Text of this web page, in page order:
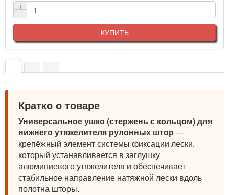
+
−
КУПИТЬ
Кратко о товаре
Универсальное ушко (стержень с кольцом) для
нижнего утяжелителя рулонных штор —
крепёжный элемент системы фиксации лески,
который устанавливается в заглушку
алюминиевого утяжелителя и обеспечивает
стабильное направление натяжной лески вдоль
полотна шторы.